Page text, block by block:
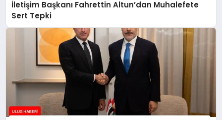
İletişim Başkanı Fahrettin Altun’dan Muhalefete
Sert Tepki